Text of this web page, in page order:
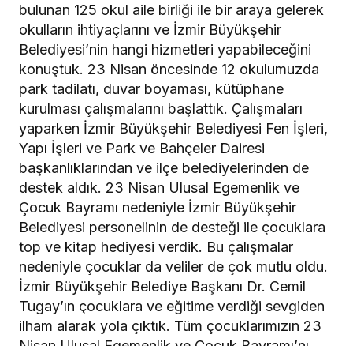
bulunan 125 okul aile birliği ile bir araya gelerek
okulların ihtiyaçlarını ve İzmir Büyükşehir
Belediyesi’nin hangi hizmetleri yapabileceğini
konuştuk. 23 Nisan öncesinde 12 okulumuzda
park tadilatı, duvar boyaması, kütüphane
kurulması çalışmalarını başlattık. Çalışmaları
yaparken İzmir Büyükşehir Belediyesi Fen İşleri,
Yapı İşleri ve Park ve Bahçeler Dairesi
başkanlıklarından ve ilçe belediyelerinden de
destek aldık. 23 Nisan Ulusal Egemenlik ve
Çocuk Bayramı nedeniyle İzmir Büyükşehir
Belediyesi personelinin de desteği ile çocuklara
top ve kitap hediyesi verdik. Bu çalışmalar
nedeniyle çocuklar da veliler de çok mutlu oldu.
İzmir Büyükşehir Belediye Başkanı Dr. Cemil
Tugay’ın çocuklara ve eğitime verdiği sevgiden
ilham alarak yola çıktık. Tüm çocuklarımızın 23